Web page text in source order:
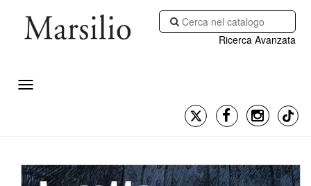
Ricerca Avanzata